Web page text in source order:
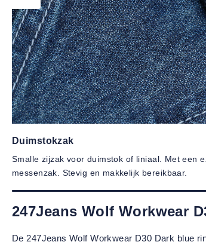
Duimstokzak
Smalle zijzak voor duimstok of liniaal. Met een
messenzak. Stevig en makkelijk bereikbaar.
247Jeans Wolf Workwear
De 247Jeans Wolf Workwear D30 Dark blue